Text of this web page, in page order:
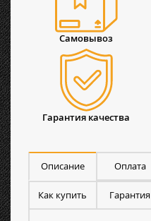
Самовывоз
Гарантия качества
Описание Оплата
Как купить Гарантия